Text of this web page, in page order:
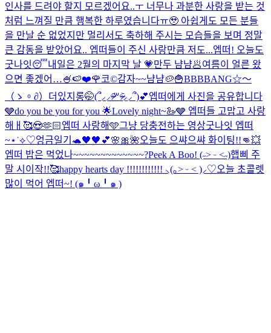
인사를 드려야 할지 모르겠어요..ㅜ 너무나 과분한 사랑을 받는 것
처럼 느껴질 만큼 행복한 하루였습니다ㅠ🥹 아쉽게도 모든 분들
을 만날 순 없었지만 멀리서도 축하해 주시는 모습들을 보며 정말
큰 감동을 받았어요.. 엡떠들이 주신 사랑만큼 저도...엡떠! 오늘도
굿나잇😴내일은 2월의 마지막 날 💗만두 냠냠🥟여름이 얼른 왔
으면 좋겠어…🍧🍉❤️🌹 코©감자~~냠냠🥔🍟BBBBANG☆〜
（ゝ。∂） 더있지롱🤭(՞⸝⸝ᵒ̴̶̷᷄꒳ᵒ̴̶̷᷅⸝⸝՞)💕엡떠에게 사진을 공유합니다
🩶do you be you for you 🌟Lovely night~🦢🩶 엡떠들 고맙고 사랑
해ㅐ🥰😍🫶🏻엡떠 사랑해🩵그냥 당충전하는 영상굿나잇 엡떠
~⋆˙⟡♡엉금일기🐢🖤🖤 💕🌸🎀🌺오늘도 으쌰으쌰 화이팅!!👊💥
엡떠 밥은 먹었나~~~~~~~~~~~~~?Peek A Boo! (˶˃ ᵕ ˂˶)햅삐 주
말 시이작!!🥰happy hearts day !!!!!!!!!!!! ⸜(｡˃ ᵕ ˂ )⸝♡오늘 초콜렛
많이 먹어 엡떠~! (๑╹ω╹๑ )